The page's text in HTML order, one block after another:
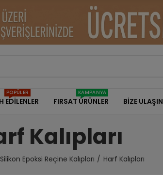
EDİLENLER
POPÜLER
FIRSAT ÜRÜNLER
KAMPANYA
BİZE ULAŞIN
Kalıpları
Silikon Epoksi Reçine Kalıpları Harf Kalıpları